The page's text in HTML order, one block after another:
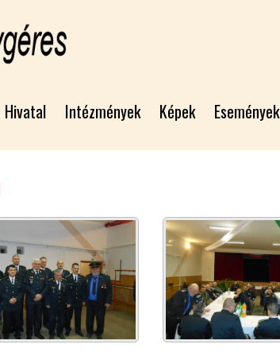
Hivatal Intézmények Képek Események